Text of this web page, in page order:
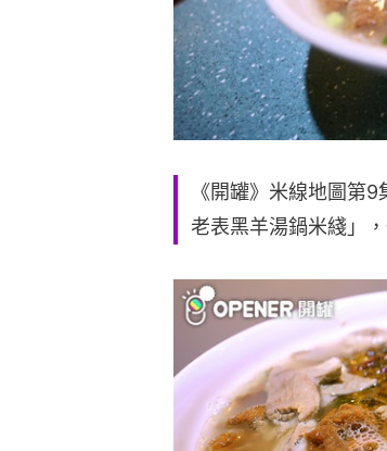
《開罐》米線地圖第
老表黑羊湯鍋米綫」